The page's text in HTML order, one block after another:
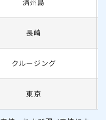
長崎
クルージング
東京